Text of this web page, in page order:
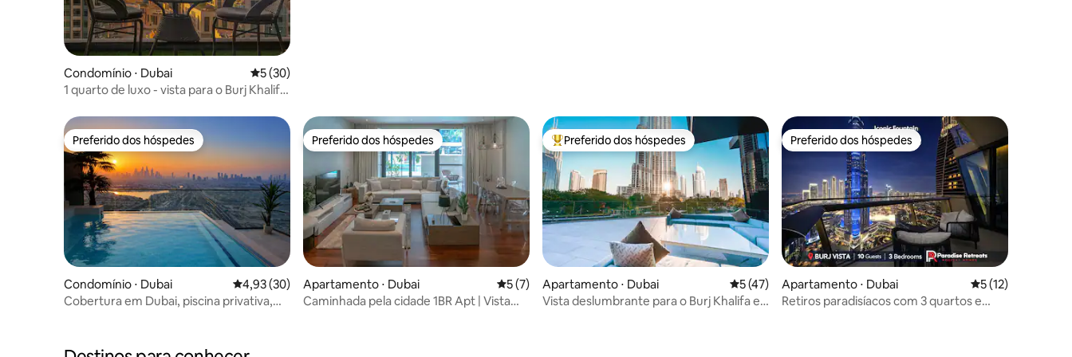
Condomínio ⋅ Dubai 5 de uma avaliação média de 5, 30 avaliações
5 (30)
1 quarto de luxo - vista para o Burj Khalifa
Preferido dos hóspedes
Preferido dos hóspedes
Condomínio ⋅ Dubai 4,93 de uma avaliação média de 5, 30 avaliações
4,93 (30)
Cobertura em Dubai, piscina privativa,
Preferido dos hóspedes
Preferido dos hóspedes
Apartamento ⋅ Dubai 5 de uma avaliação média de 5, 7 avaliações
5 (7)
Caminhada pela cidade 1BR Apt | Vista
Entre os melhores preferidos dos hóspedes
Preferido dos hóspedes
Apartamento ⋅ Dubai 5 de uma avaliação média de 5, 47 avaliações
5 (47)
Vista deslumbrante para o Burj Khalifa e a
Preferido dos hóspedes
Preferido dos hóspedes
Apartamento ⋅ Dubai 5 de uma
5 (12)
Retiros paradisíacos com 3 quartos e